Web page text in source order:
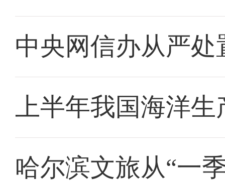
中央网信办从严
上半年我国海洋生
哈尔滨文旅从“一